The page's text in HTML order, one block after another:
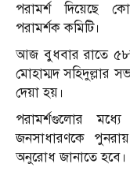
পরামর্শ দিয়েছে
পরামর্শক কমিটি।
আজ বুধবার রাতে
মোহাম্মদ সহিদুল্লার
দেয়া হয়।
পরামর্শগুলোর
জনসাধারণকে
অনুরোধ জানাতে হবে।